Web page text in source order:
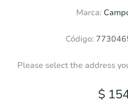
Marca:
Código:
Please select the address
$